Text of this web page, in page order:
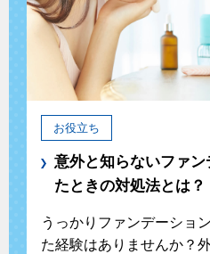
お役立ち
意外と知らないファ
たときの対処法とは？
うっかりファンデーショ
た経験はありませんか？